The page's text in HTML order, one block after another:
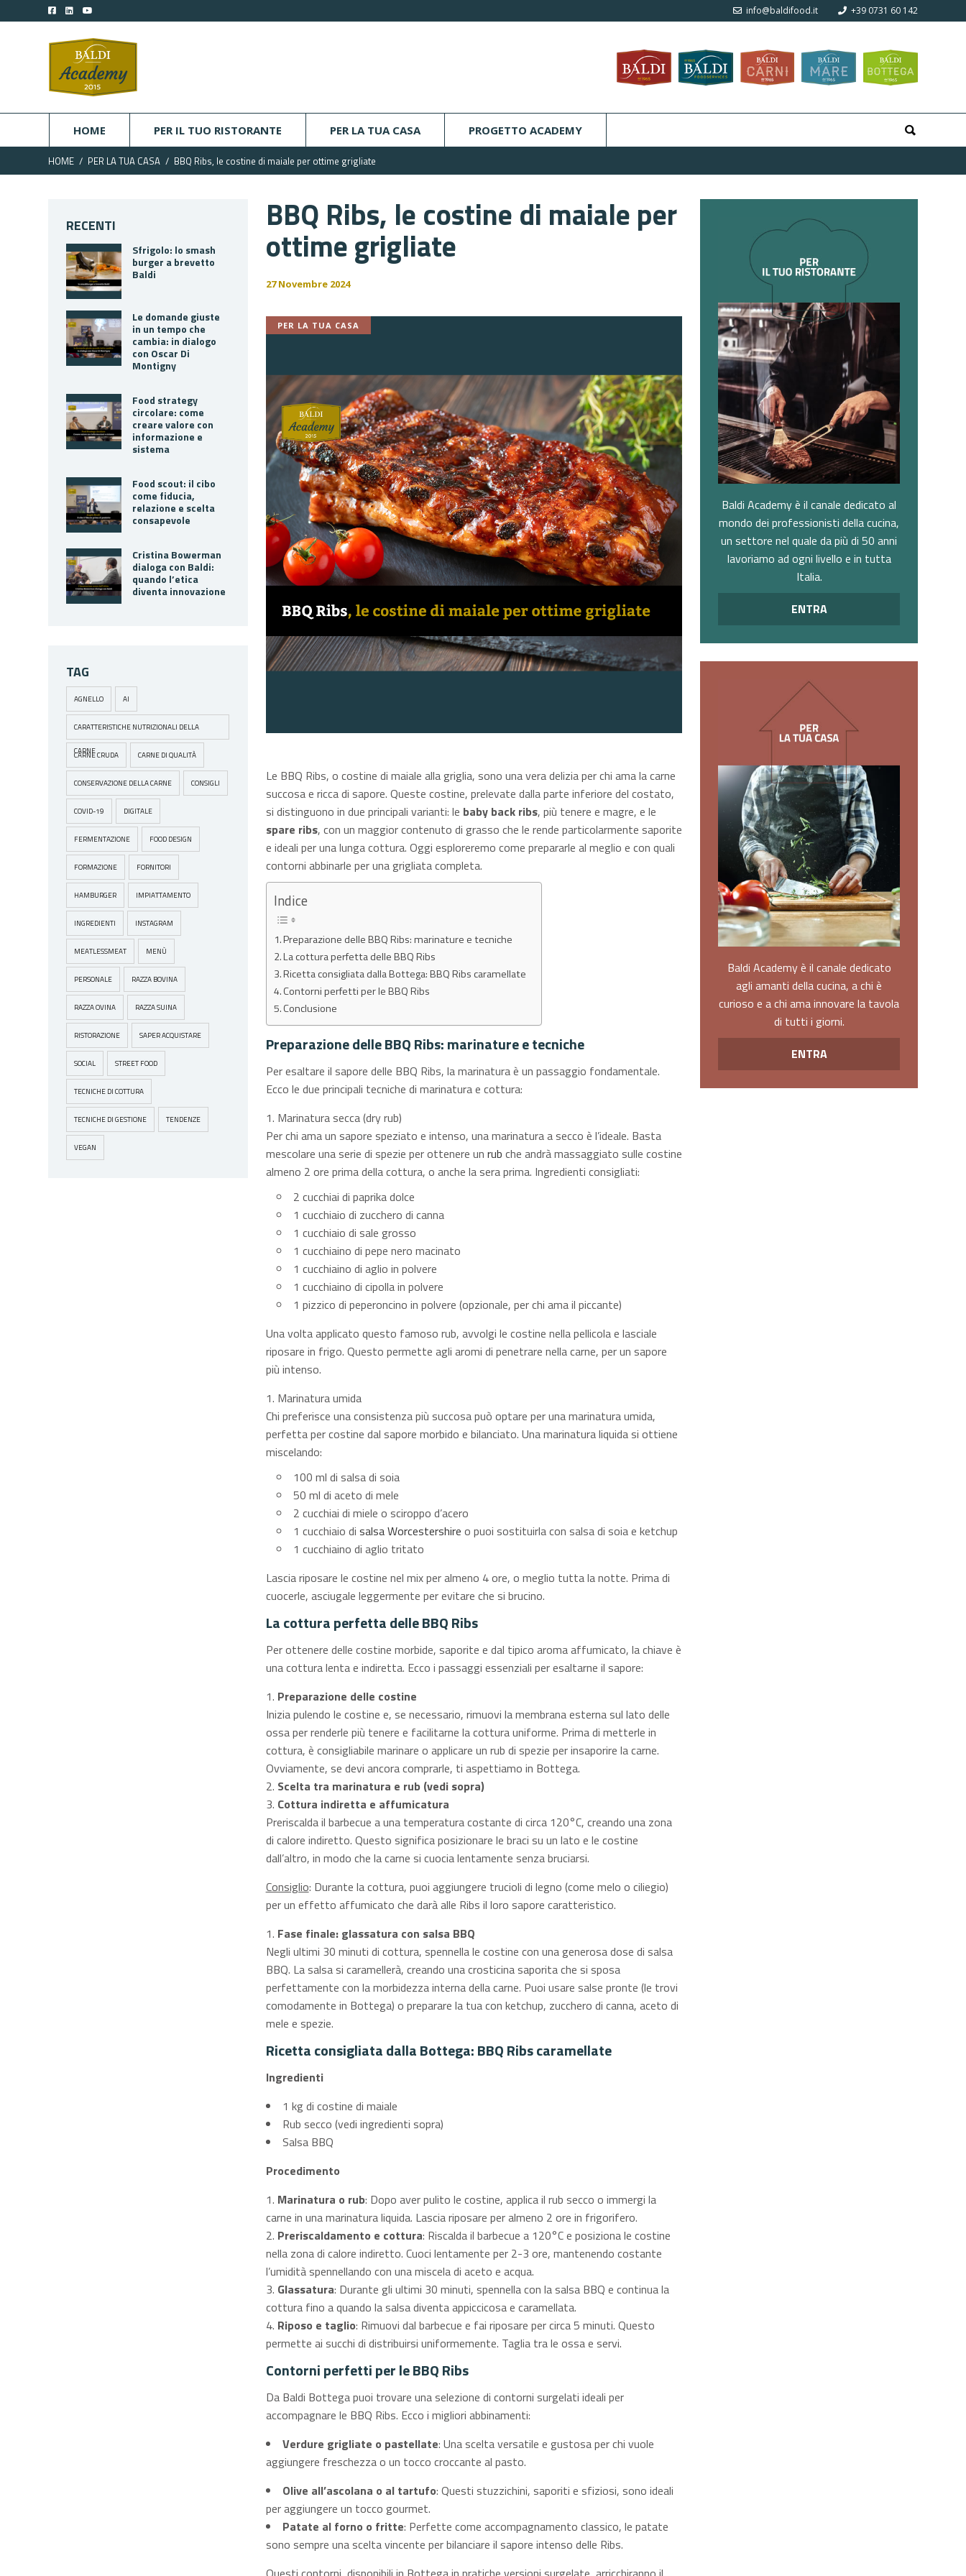
info@baldifood.it +39 0731 60 142
HOME PER IL TUO RISTORANTE PER LA TUA CASA PROGETTO ACADEMY
HOME PER LA TUA CASA BBQ Ribs, le costine di maiale per ottime grigliate
RECENTI
Sfrigolo: lo smash
burger a brevetto
Baldi
Le domande giuste
in un tempo che
cambia: in dialogo
con Oscar Di
Montigny
Food strategy
circolare: come
creare valore con
informazione e
sistema
Food scout: il cibo
come fiducia,
relazione e scelta
consapevole
Cristina Bowerman
dialoga con Baldi:
quando l’etica
diventa innovazione
TAG
AGNELLO AI
CARATTERISTICHE NUTRIZIONALI DELLA
CARNE
CARNE CRUDA CARNE DI QUALITÀ
CONSERVAZIONE DELLA CARNE CONSIGLI
COVID-19 DIGITALE
FERMENTAZIONE FOOD DESIGN
FORMAZIONE FORNITORI
HAMBURGER IMPIATTAMENTO
INGREDIENTI INSTAGRAM
MEATLESSMEAT MENÙ
PERSONALE RAZZA BOVINA
RAZZA OVINA RAZZA SUINA
RISTORAZIONE SAPER ACQUISTARE
SOCIAL STREET FOOD
TECNICHE DI COTTURA
TECNICHE DI GESTIONE TENDENZE
VEGAN
BBQ Ribs, le costine di maiale per
ottime grigliate
27 Novembre 2024
PER LA TUA CASA
Le BBQ Ribs, o costine di maiale alla griglia, sono una vera delizia per chi ama la carne
succosa e ricca di sapore. Queste costine, prelevate dalla parte inferiore del costato,
si distinguono in due principali varianti: le baby back ribs, più tenere e magre, e le
spare ribs, con un maggior contenuto di grasso che le rende particolarmente saporite
e ideali per una lunga cottura. Oggi esploreremo come prepararle al meglio e con quali
contorni abbinarle per una grigliata completa.
Indice
Preparazione delle BBQ Ribs: marinature e tecniche
La cottura perfetta delle BBQ Ribs
Ricetta consigliata dalla Bottega: BBQ Ribs caramellate
Contorni perfetti per le BBQ Ribs
Conclusione
Preparazione delle BBQ Ribs: marinature e tecniche
Per esaltare il sapore delle BBQ Ribs, la marinatura è un passaggio fondamentale.
Ecco le due principali tecniche di marinatura e cottura:
Marinatura secca (dry rub)
Per chi ama un sapore speziato e intenso, una marinatura a secco è l’ideale. Basta
mescolare una serie di spezie per ottenere un rub che andrà massaggiato sulle costine
almeno 2 ore prima della cottura, o anche la sera prima. Ingredienti consigliati:
2 cucchiai di paprika dolce
1 cucchiaio di zucchero di canna
1 cucchiaio di sale grosso
1 cucchiaino di pepe nero macinato
1 cucchiaino di aglio in polvere
1 cucchiaino di cipolla in polvere
1 pizzico di peperoncino in polvere (opzionale, per chi ama il piccante)
Una volta applicato questo famoso rub, avvolgi le costine nella pellicola e lasciale
riposare in frigo. Questo permette agli aromi di penetrare nella carne, per un sapore
più intenso.
Marinatura umida
Chi preferisce una consistenza più succosa può optare per una marinatura umida,
perfetta per costine dal sapore morbido e bilanciato. Una marinatura liquida si ottiene
miscelando:
100 ml di salsa di soia
50 ml di aceto di mele
2 cucchiai di miele o sciroppo d’acero
1 cucchiaio di salsa Worcestershire o puoi sostituirla con salsa di soia e ketchup
1 cucchiaino di aglio tritato
Lascia riposare le costine nel mix per almeno 4 ore, o meglio tutta la notte. Prima di
cuocerle, asciugale leggermente per evitare che si brucino.
La cottura perfetta delle BBQ Ribs
Per ottenere delle costine morbide, saporite e dal tipico aroma affumicato, la chiave è
una cottura lenta e indiretta. Ecco i passaggi essenziali per esaltarne il sapore:
Preparazione delle costine
Inizia pulendo le costine e, se necessario, rimuovi la membrana esterna sul lato delle
ossa per renderle più tenere e facilitarne la cottura uniforme. Prima di metterle in
cottura, è consigliabile marinare o applicare un rub di spezie per insaporire la carne.
Ovviamente, se devi ancora comprarle, ti aspettiamo in Bottega.
Scelta tra marinatura e rub (vedi sopra)
Cottura indiretta e affumicatura
Preriscalda il barbecue a una temperatura costante di circa 120°C, creando una zona
di calore indiretto. Questo significa posizionare le braci su un lato e le costine
dall’altro, in modo che la carne si cuocia lentamente senza bruciarsi.
Consiglio: Durante la cottura, puoi aggiungere trucioli di legno (come melo o ciliegio)
per un effetto affumicato che darà alle Ribs il loro sapore caratteristico.
Fase finale: glassatura con salsa BBQ
Negli ultimi 30 minuti di cottura, spennella le costine con una generosa dose di salsa
BBQ. La salsa si caramellerà, creando una crosticina saporita che si sposa
perfettamente con la morbidezza interna della carne. Puoi usare salse pronte (le trovi
comodamente in Bottega) o preparare la tua con ketchup, zucchero di canna, aceto di
mele e spezie.
Ricetta consigliata dalla Bottega: BBQ Ribs caramellate
Ingredienti
1 kg di costine di maiale
Rub secco (vedi ingredienti sopra)
Salsa BBQ
Procedimento
Marinatura o rub: Dopo aver pulito le costine, applica il rub secco o immergi la
carne in una marinatura liquida. Lascia riposare per almeno 2 ore in frigorifero.
Preriscaldamento e cottura: Riscalda il barbecue a 120°C e posiziona le costine
nella zona di calore indiretto. Cuoci lentamente per 2-3 ore, mantenendo costante
l’umidità spennellando con una miscela di aceto e acqua.
Glassatura: Durante gli ultimi 30 minuti, spennella con la salsa BBQ e continua la
cottura fino a quando la salsa diventa appiccicosa e caramellata.
Riposo e taglio: Rimuovi dal barbecue e fai riposare per circa 5 minuti. Questo
permette ai succhi di distribuirsi uniformemente. Taglia tra le ossa e servi.
Contorni perfetti per le BBQ Ribs
Da Baldi Bottega puoi trovare una selezione di contorni surgelati ideali per
accompagnare le BBQ Ribs. Ecco i migliori abbinamenti:
Verdure grigliate o pastellate: Una scelta versatile e gustosa per chi vuole
aggiungere freschezza o un tocco croccante al pasto.
Olive all’ascolana o al tartufo: Questi stuzzichini, saporiti e sfiziosi, sono ideali
per aggiungere un tocco gourmet.
Patate al forno o fritte: Perfette come accompagnamento classico, le patate
sono sempre una scelta vincente per bilanciare il sapore intenso delle Ribs.
Baldi Academy è il canale dedicato al
mondo dei professionisti della cucina,
un settore nel quale da più di 50 anni
lavoriamo ad ogni livello e in tutta
Italia.
ENTRA
Baldi Academy è il canale dedicato
agli amanti della cucina, a chi è
curioso e a chi ama innovare la tavola
di tutti i giorni.
ENTRA